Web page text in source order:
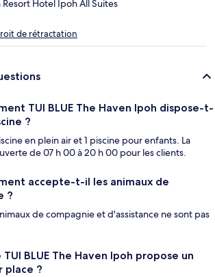
Resort Hotel Ipoh All Suites
de rétractation
TUI BLUE The Haven Ipoh dispose-t-
?
en plein air et 1 piscine pour enfants. La
de 07 h 00 à 20 h 00 pour les clients.
accepte-t-il les animaux de
?
de compagnie et d'assistance ne sont pas
BLUE The Haven Ipoh propose un
place ?